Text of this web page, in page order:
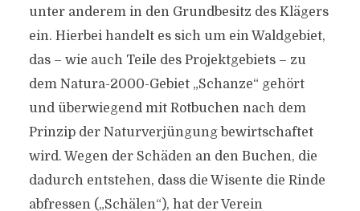
unter anderem in den Grundbesitz des Klägers
ein. Hierbei handelt es sich um ein Waldgebiet,
das – wie auch Teile des Projektgebiets – zu
dem Natura-2000-Gebiet „Schanze“ gehört
und überwiegend mit Rotbuchen nach dem
Prinzip der Naturverjüngung bewirtschaftet
wird. Wegen der Schäden an den Buchen, die
dadurch entstehen, dass die Wisente die Rinde
abfressen („Schälen“), hat der Verein